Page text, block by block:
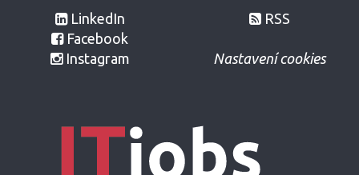
LinkedIn
Facebook
Instagram
RSS
Nastavení cookies